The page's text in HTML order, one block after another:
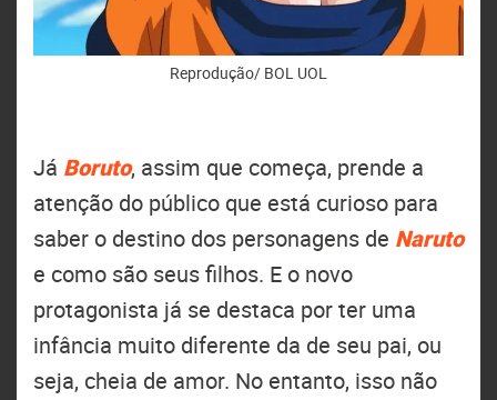
Reprodução/ BOL UOL
Já Boruto, assim que começa, prende a
atenção do público que está curioso para
saber o destino dos personagens de Naruto
e como são seus filhos. E o novo
protagonista já se destaca por ter uma
infância muito diferente da de seu pai, ou
seja, cheia de amor. No entanto, isso não